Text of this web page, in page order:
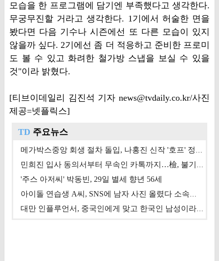
모습을 한 프로그램에 담기엔 부족했다고 생각한다.
무궁무진할 거라고 생각한다. 1기에서 허술한 면을
봤다면 다음 기수나 시즌에선 또 다른 모습이 있지
않을까 싶다. 2기에선 좀 더 적응하고 준비한 프로미
도 볼 수 있고 화려한 철가방 스냅을 보실 수 있을
것"이라 밝혔다.
[티브이데일리 김진석 기자 news@tvdaily.co.kr/사진
제공=넷플릭스]
TD 주요뉴스
메가박스중앙 회생 절차 돌입, 나홍진 신작 '호프' 정상 개봉에 쏠린 시선 [상반기 결산 기획]
민희진 입사 동의서부터 무속인 카톡까지…檢, 불기소 처분 근거들 [이슈&톡]
'주스 아저씨' 박동빈, 29일 별세 향년 56세
아이돌 연습생 A씨, SNS에 남자 사진 올렸다 소속사 퇴출
대만 인플루언서, 중국인에게 맞고 한국인 남성이라 진술 '후폭풍'